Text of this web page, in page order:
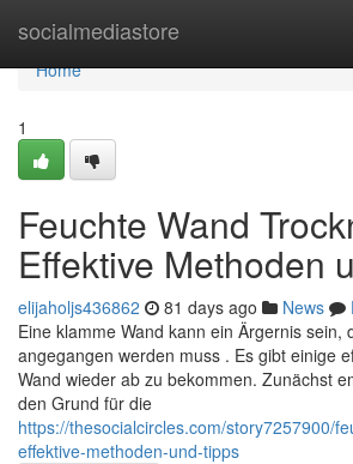
socialmediastore
Home
Home
1
Feuchte Wand
Effektive Methoden
elijaholjs436862 81 days ago News
Eine klamme Wand kann ein Ärgernis sein,
angegangen werden muss . Es gibt einige
Wand wieder ab zu bekommen. Zunächst
den Grund für die
https://thesocialcircles.com/story7257900/
effektive-methoden-und-tipps